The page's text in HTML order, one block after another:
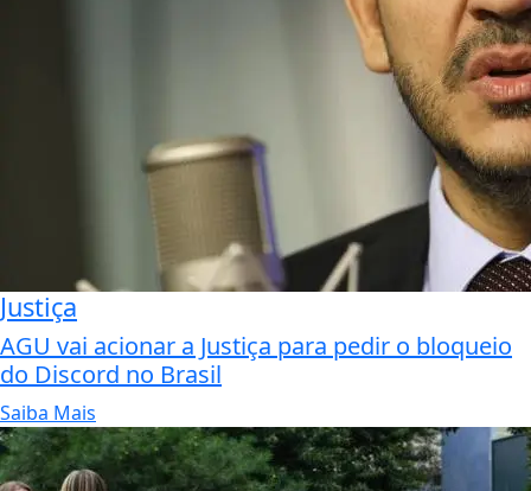
Justiça
AGU vai acionar a Justiça para pedir o bloqueio
do Discord no Brasil
Saiba Mais